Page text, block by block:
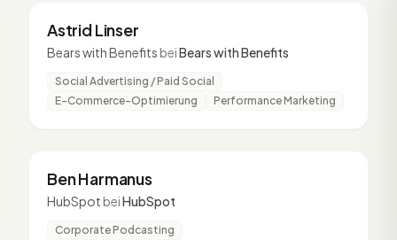
AL
Astrid Linser
Bears with Benefits beiBears with Benefits
Social Advertising / Paid Social
E-Commerce-Optimierung
Performance Marketing
BH
Ben Harmanus
HubSpot beiHubSpot
Corporate Podcasting